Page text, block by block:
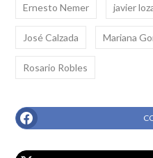
Ernesto Nemer javier
José Calzada Mariana
Rosario Robles